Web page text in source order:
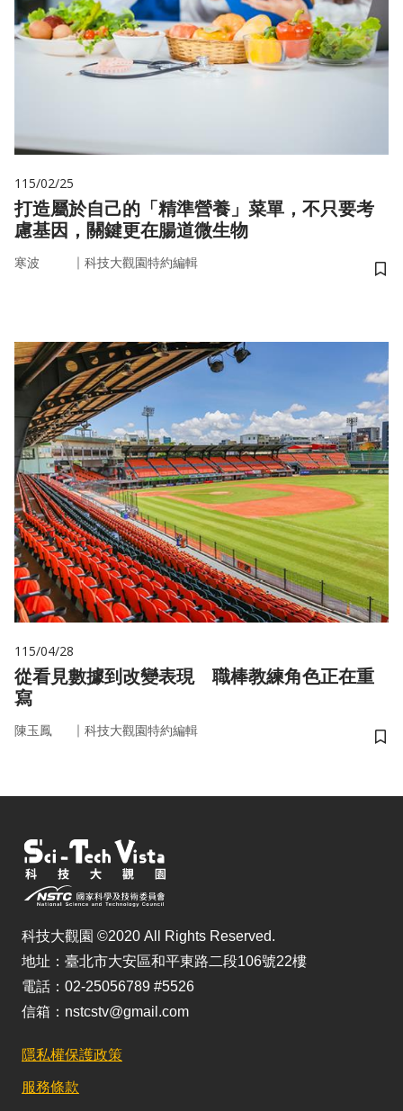
115/02/25
打造屬於自己的「精準營養」菜單，不只要考
慮基因，關鍵更在腸道微生物
寒波 ｜ 科技大觀園特約編輯
儲
115/04/28
從看見數據到改變表現 職棒教練角色正在重
寫
陳玉鳳 ｜ 科技大觀園特約編輯
儲
科技大觀園 ©2020 All Rights Reserved.
地址：臺北市大安區和平東路二段106號22樓
電話：02-25056789 #5526
信箱：nstcstv@gmail.com
隱私權保護政策
服務條款